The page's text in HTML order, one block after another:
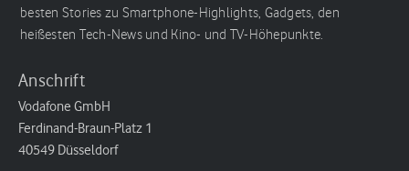
besten Stories zu Smartphone-Highlights, Gadgets, den
heißesten Tech-News und Kino- und TV-Höhepunkte.
Anschrift
Vodafone GmbH
Ferdinand-Braun-Platz 1
40549 Düsseldorf